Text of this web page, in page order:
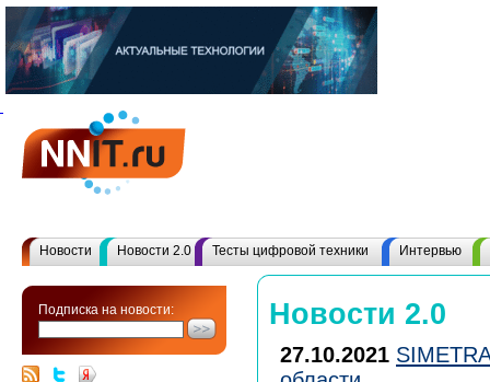
Новости Новости 2.0 Тесты цифровой техники Интервью
Подписка на новости: Новости 2.0
27.10.2021